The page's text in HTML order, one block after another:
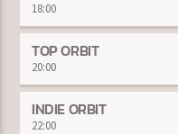
18:00
TOP ORBIT
20:00
INDIE ORBIT
22:00